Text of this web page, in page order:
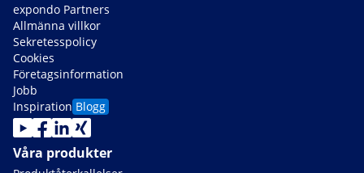
expondo Partners
Allmänna villkor
Sekretesspolicy
Cookies
Företagsinformation
Jobb
Inspiration Blogg
Våra produkter